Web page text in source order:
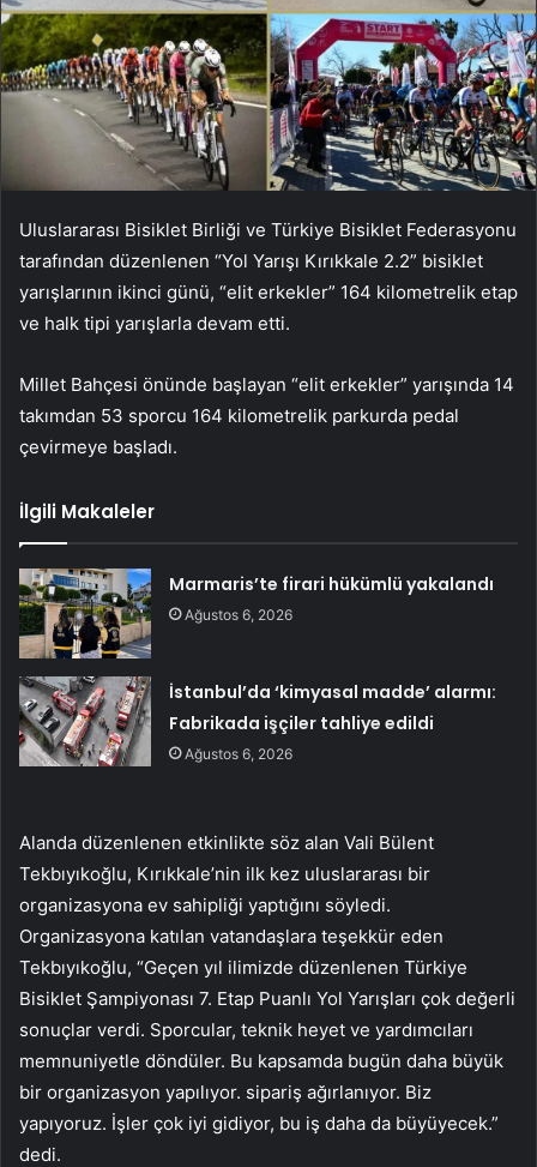
Uluslararası Bisiklet Birliği ve Türkiye Bisiklet Federasyonu
tarafından düzenlenen “Yol Yarışı Kırıkkale 2.2” bisiklet
yarışlarının ikinci günü, “elit erkekler” 164 kilometrelik etap
ve halk tipi yarışlarla devam etti.
Millet Bahçesi önünde başlayan “elit erkekler” yarışında 14
takımdan 53 sporcu 164 kilometrelik parkurda pedal
çevirmeye başladı.
İlgili Makaleler
Marmaris’te firari hükümlü yakalandı
Ağustos 6, 2026
İstanbul’da ‘kimyasal madde’ alarmı:
Fabrikada işçiler tahliye edildi
Ağustos 6, 2026
Alanda düzenlenen etkinlikte söz alan Vali Bülent
Tekbıyıkoğlu, Kırıkkale’nin ilk kez uluslararası bir
organizasyona ev sahipliği yaptığını söyledi.
Organizasyona katılan vatandaşlara teşekkür eden
Tekbıyıkoğlu, “Geçen yıl ilimizde düzenlenen Türkiye
Bisiklet Şampiyonası 7. Etap Puanlı Yol Yarışları çok değerli
sonuçlar verdi. Sporcular, teknik heyet ve yardımcıları
memnuniyetle döndüler. Bu kapsamda bugün daha büyük
bir organizasyon yapılıyor. sipariş ağırlanıyor. Biz
yapıyoruz. İşler çok iyi gidiyor, bu iş daha da büyüyecek.”
dedi.